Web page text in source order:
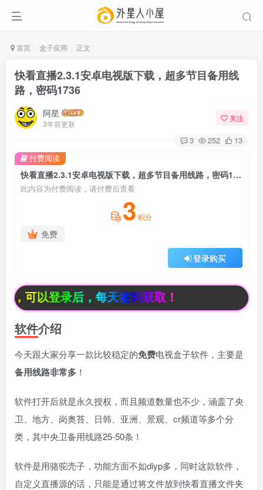
首页 盒子应用 正文
快看直播2.3.1安卓电视版下载，超多节目备用线
路，密码1736
阿星
3年前更新
关注
3 252 13
快看直播2.3.1安卓电视版下载，超多节目备用线路，密码1736
此内容为付费阅读，请付费后查看
3 积分
免费
登录购买
付费阅读
可以登录后，每天签到获取！
软件介绍
今天跟大家分享一款比较稳定的免费电视盒子软件，主要是
备用线路非常多 ！
软件打开后就是永久授权，而且频道数量也不少，涵盖了央
卫、地方、岗奥苔、日韩、亚洲、景观、cr频道等多个分
类，其中央卫备用线路25-50条​！​
软件是用骆驼壳子，功能方面不如diyp多，同时这款软件，
自定义直播源的话，只能是通过将文件放到快看直播文件夹